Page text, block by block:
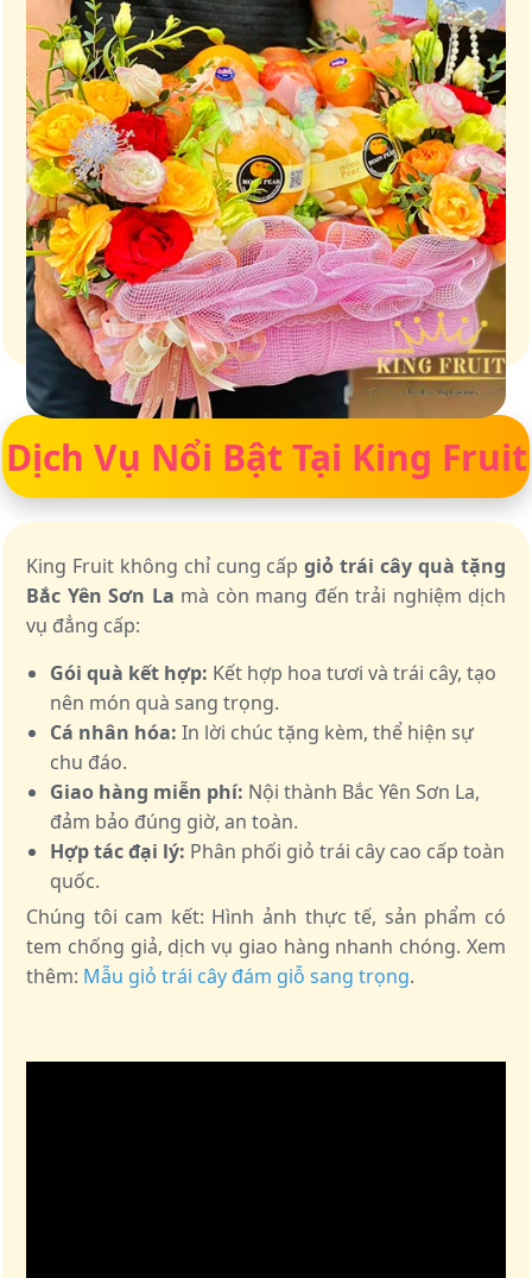
Giữ trọn vị ngọt của thiên nhiên
Dịch Vụ Nổi Bật Tại King Fruit
King Fruit không chỉ cung cấpgiỏ trái cây quà tặng
Bắc Yên Sơn La mà còn mang đến trải nghiệm dịch
vụ đẳng cấp:
Gói quà kết hợp: Kết hợp hoa tươi và trái cây, tạo
nên món quà sang trọng.
Cá nhân hóa: In lời chúc tặng kèm, thể hiện sự
chu đáo.
Giao hàng miễn phí: Nội thành Bắc Yên Sơn La,
đảm bảo đúng giờ, an toàn.
Hợp tác đại lý: Phân phối giỏ trái cây cao cấp toàn
quốc.
Chúng tôi cam kết: Hình ảnh thực tế, sản phẩm có
tem chống giả, dịch vụ giao hàng nhanh chóng. Xem
thêm: Mẫu giỏ trái cây đám giỗ sang trọng.